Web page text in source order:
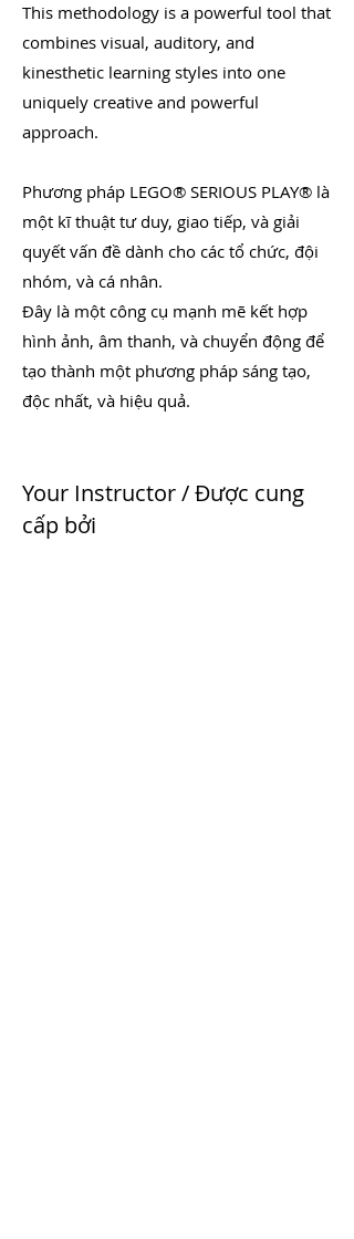
This methodology is a powerful tool that
combines visual, auditory, and
kinesthetic learning styles into one
uniquely creative and powerful
approach.
Phương pháp LEGO® SERIOUS PLAY® là
một kĩ thuật tư duy, giao tiếp, và giải
quyết vấn đề dành cho các tổ chức, đội
nhóm, và cá nhân.
Đây là một công cụ mạnh mẽ kết hợp
hình ảnh, âm thanh, và chuyển động để
tạo thành một phương pháp sáng tạo,
độc nhất, và hiệu quả.
Your Instructor / Được cung
cấp bởi